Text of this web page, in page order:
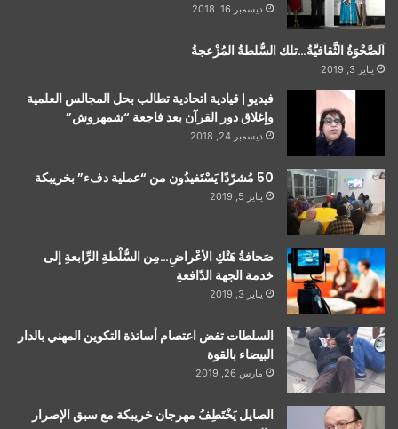
ديسمبر 16, 2018
اَلصَّحْوَةُ الثَّقافيَّةُ…تلك السُّلطةُ المُزْعجةُ
يناير 3, 2019
فيديو | قيادية اتحادية تطالب بحل المجالس العلمية
وإغلاق دور القرآن بعد فاجعة “شمهروش”
ديسمبر 24, 2018
50 مُشرّدًا يَسْتَفيدُون من “عملية دفء” بخريبكة
يناير 5, 2019
صَحافةُ هَتْكِ الأعْراضِ…مِن السُّلْطةِ الرِّابعةِ إلى
خدمة الجهة الدّافعةِ
يناير 3, 2019
السلطات تفض اعتصام أساتذة التكوين المهني بالدار
البيضاء بالقوة
مارس 26, 2019
الصايل يَخْتَطِفُ مهرجان خريبكة مع سبق الإصرار